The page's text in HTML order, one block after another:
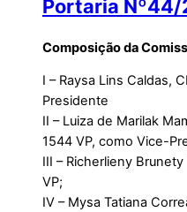
Portaria
Composição da
I – Raysa Lins Caldas,
Presidente
II – Luiza de Marilak
1544 VP, como Vice-
III – Richerlieny
VP;
IV – Mysa Tatiana